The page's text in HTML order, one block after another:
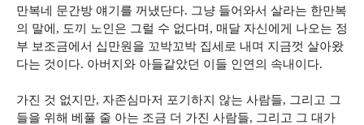
만복네 문간방 얘기를 꺼냈단다. 그냥 들어와서 살라는 한만복
의 말에, 도끼 노인은 그럴 수 없다며, 매달 자신에게 나오는 정
부 보조금에서 십만원을 꼬박꼬박 집세로 내며 지금껏 살아왔
다는 것이다. 아버지와 아들같았던 이들 인연의 속내이다.
가진 것 없지만, 자존심마저 포기하지 않는 사람들, 그리고 그
들을 위해 베풀 줄 아는 조금 더 가진 사람들, 그리고 그 대가